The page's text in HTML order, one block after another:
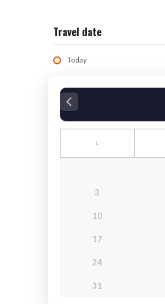
Travel date
Today
L
3
10
17
24
31